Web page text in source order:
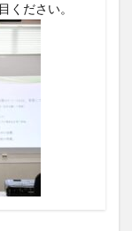
ください。